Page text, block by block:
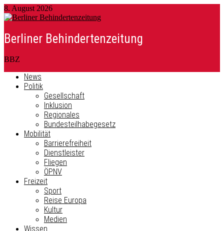
8. August 2026
Berliner Behindertenzeitung
BBZ
News
Politik
Gesellschaft
Inklusion
Regionales
Bundesteilhabegesetz
Mobilität
Barrierefreiheit
Dienstleister
Fliegen
ÖPNV
Freizeit
Sport
Reise Europa
Kultur
Medien
Wissen